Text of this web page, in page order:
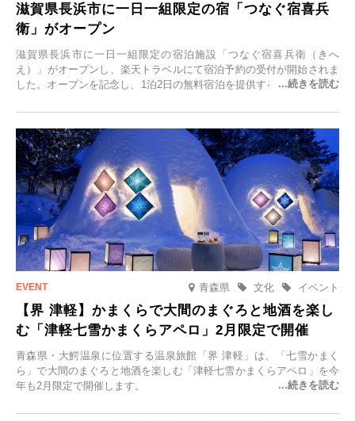
滋賀県長浜市に一日一組限定の宿「つなぐ宿喜兵
衛」がオープン
滋賀県長浜市に一日一組限定の宿泊施設「つなぐ宿喜兵衛（きへ
え）」がオープンし、楽天トラベルにて宿泊予約の受付が開始されま
した。オープンを記念し、1泊2日の無料宿泊を提供するキャンペーン
一組限定の宿だからこそ叶う、大切な人との特別な時間を体験いただ
けます。
青森県 イベント
文化
【界 津軽】かまくらで大間のまぐろと地酒を楽し
む「津軽七雪かまくらアペロ」2月限定で開催
青森県・大鰐温泉に位置する温泉旅館「界 津軽」は、「七雪かまく
ら」で大間のまぐろと地酒を楽しむ「津軽七雪かまくらアペロ」を今
年も2月限定で開催します。